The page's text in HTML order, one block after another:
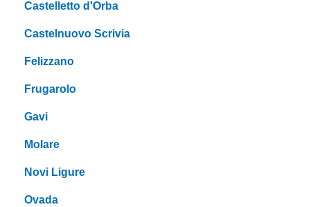
Castelletto d'Orba
Castelnuovo Scrivia
Felizzano
Frugarolo
Gavi
Molare
Novi Ligure
Ovada